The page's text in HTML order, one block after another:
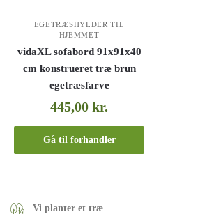
EGETRÆSHYLDER TIL
HJEMMET
vidaXL sofabord 91x91x40
cm konstrueret træ brun
egetræsfarve
445,00kr.
Gå til forhandler
Vi planter et træ